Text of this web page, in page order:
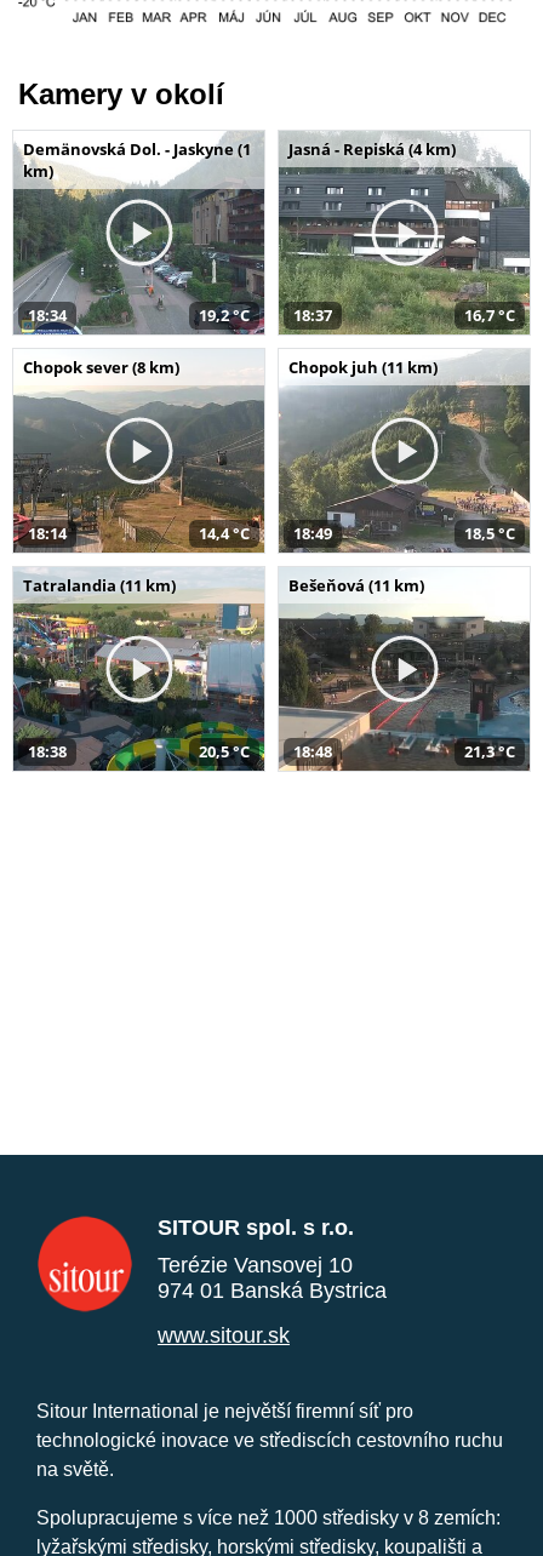
Kamery v okolí
Demänovská Dol. - Jaskyne (1
km)
18:34 19,2 °C
Jasná - Repiská (4 km)
18:37 16,7 °C
Chopok sever (8 km)
18:14 14,4 °C
Chopok juh (11 km)
18:49 18,5 °C
Tatralandia (11 km)
18:38 20,5 °C
Bešeňová (11 km)
18:48 21,3 °C
SITOUR spol. s r.o.
Terézie Vansovej 10
974 01 Banská Bystrica
www.sitour.sk
Sitour International je největší firemní síť pro
technologické inovace ve střediscích cestovního ruchu
na světě.
Spolupracujeme s více než 1000 středisky v 8 zemích:
lyžařskými středisky, horskými středisky, koupališti a